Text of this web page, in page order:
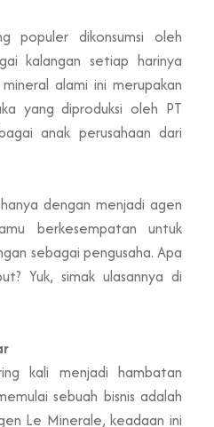
populer dikonsumsi oleh
kalangan setiap harinya
alami ini merupakan
yang diproduksi oleh PT
anak perusahaan dari
dengan menjadi agen
berkesempatan untuk
sebagai pengusaha. Apa
Yuk, simak ulasannya di
kali menjadi hambatan
sebuah bisnis adalah
Le Minerale, keadaan ini